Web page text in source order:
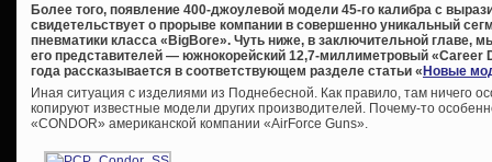
Более того, появление 400-джоулевой модели 45-го калибра с
свидетельствует о прорыве компании в совершенно уникальный
пневматики класса «BigBore». Чуть ниже, в заключительной главе,
его представителей — южнокорейский 12,7-миллиметровый «Career
года рассказывается в соответствующем разделе статьи «Новые
Иная ситуация с изделиями из Поднебесной. Как правило, там ничего
копируют известные модели других производителей. Почему-то
«CONDOR» американской компании «AirForce Guns».